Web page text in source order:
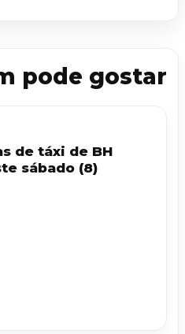
pode gostar
de táxi de BH
sábado (8)